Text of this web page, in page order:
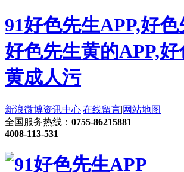
91好色先生APP,好
好色先生黄的APP,
黄成人污
新浪微博资讯中心|在线留言|网站地图
全国服务热线： 0755-86215881
4008-113-531